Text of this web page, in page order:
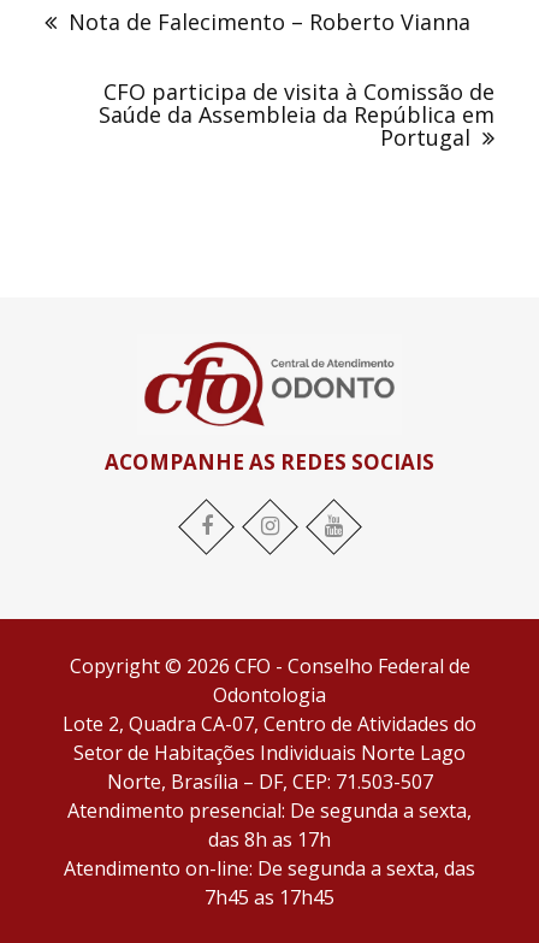
PostNota de Falecimento – Roberto Vianna
CFO participa de visita à Comissão de
Saúde da Assembleia da República em
Portugal
ACOMPANHE AS REDES SOCIAIS
Facebook Instagram YouTube
Copyright © 2026 CFO - Conselho Federal de
Odontologia
Lote 2, Quadra CA-07, Centro de Atividades do
Setor de Habitações Individuais Norte Lago
Norte, Brasília – DF, CEP: 71.503-507
Atendimento presencial: De segunda a sexta,
das 8h as 17h
Atendimento on-line: De segunda a sexta, das
7h45 as 17h45